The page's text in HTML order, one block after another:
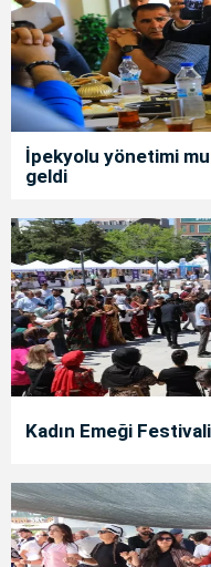
İpekyolu yönetimi
geldi
Kadın Emeği